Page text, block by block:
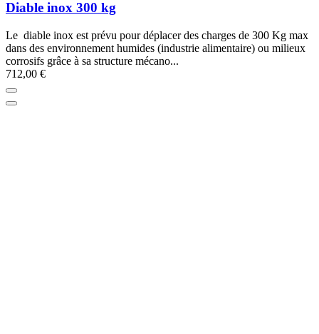
Diable inox 300 kg
Le diable inox est prévu pour déplacer des charges de 300 Kg max
dans des environnement humides (industrie alimentaire) ou milieux
corrosifs grâce à sa structure mécano...
712,00 €